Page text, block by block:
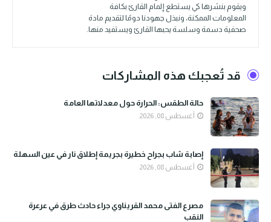
ويقوم بنشرها كي يستطع إلمام القارئ بكافة
المعلومات الممكنة، ونبذل جهودنا دومًا لتقديم مادة
صحفية دسمة وسلسة يحبها القارئ ويستفيد منها.
قد تُعجبك هذه المشاركات
حالة الطقس: الحرارة حول معدلاتها العامة
أغسطس 08, 2026
إصابة شاب بجراح خطيرة بجريمة إطلاق نار في عين السهلة
أغسطس 08, 2026
مصرع الفتى محمد القريناوي جراء حادث طرق في عرعرة
النقب